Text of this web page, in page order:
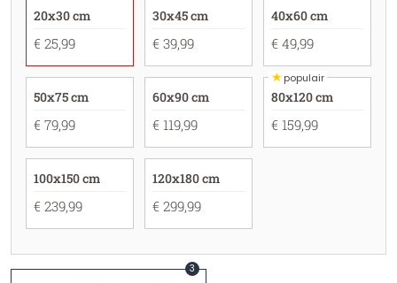
20x30 cm
€ 25,99
30x45 cm
€ 39,99
40x60 cm
€ 49,99
50x75 cm
€ 79,99
60x90 cm
€ 119,99
★populair
80x120 cm
€ 159,99
100x150 cm
€ 239,99
120x180 cm
€ 299,99
3